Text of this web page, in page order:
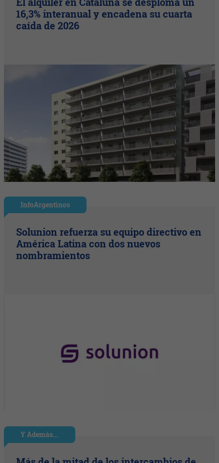
16,3% interanual y encadena su cuarta
caída de 2026
InfoArgentinos
Solunion refuerza su equipo directivo en
América Latina con dos nuevos
nombramientos
Y Además...